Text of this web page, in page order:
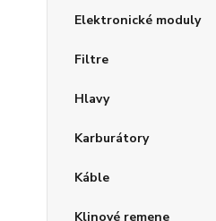
Elektronické moduly
Filtre
Hlavy
Karburátory
Káble
Klinové remene